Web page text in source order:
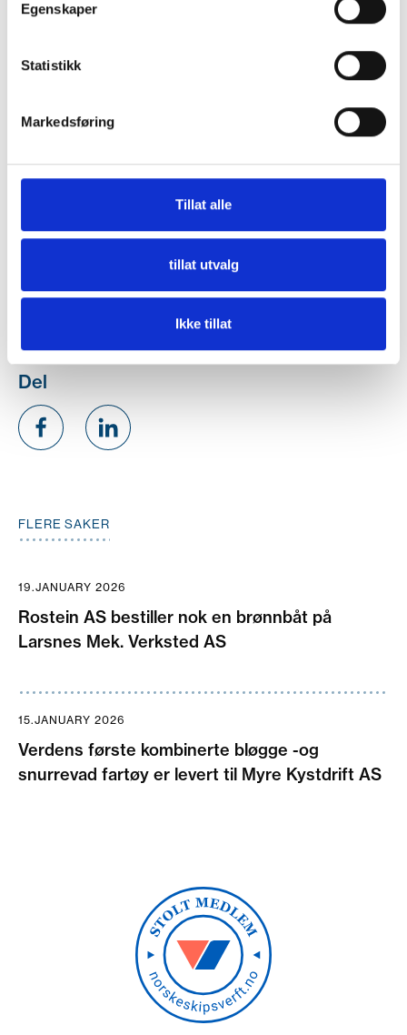
Egenskaper
Statistikk
Markedsføring
Tillat alle
tillat utvalg
Ikke tillat
Design:
+47 416 66 861
pjs@skipskompetanse.no
Del
FLERE SAKER
19.JANUARY 2026
Rostein AS bestiller nok en brønnbåt på
Larsnes Mek. Verksted AS
15.JANUARY 2026
Verdens første kombinerte bløgge -og
snurrevad fartøy er levert til Myre Kystdrift AS